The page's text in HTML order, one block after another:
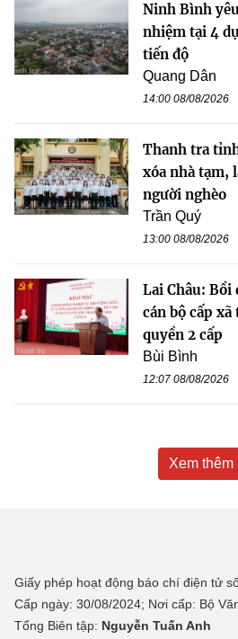
Ninh Bình
nhiệm tại 4
tiến độ
Quang Dân
14:00 08/08/2026
Thanh tra
xóa nhà tạm,
người nghèo
Trần Quý
13:00 08/08/2026
Lai Châu: Bồi
cán bộ cấp
quyền 2 cấp
Bùi Bình
12:07 08/08/2026
Xem thêm
Giấy phép hoạt động báo chí điện tử
Cấp ngày: 30/08/2024; Nơi cấp: Bộ
Tổng Biên tập: Nguyễn Tuấn Anh